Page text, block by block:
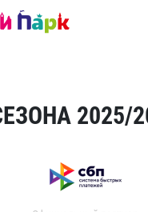
2025/